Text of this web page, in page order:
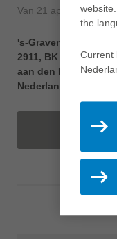
Van 21 april 2026
's-Gravenweg 328,
2911, BK
aan den IJssel
Nederland
the
Current